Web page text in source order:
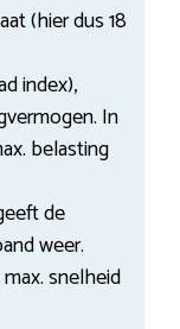
(hier dus 18
index),
In
belasting
de
weer.
snelheid